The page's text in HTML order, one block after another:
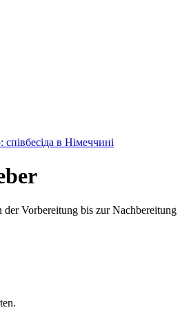
в Німеччині
Vorbereitung bis zur Nachbereitung